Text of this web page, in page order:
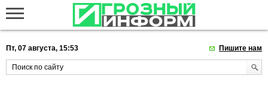
Пт, 07 августа, 15:53 Пишите нам